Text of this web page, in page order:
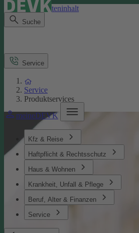
Direkt zum Seiteninhalt
Suche
meineDEVK
Kfz & Reise
Haftpflicht & Rechtsschutz
Haus & Wohnen
Krankheit, Unfall & Pflege
Beruf, Alter & Finanzen
Service
Service
Service
Produktservices